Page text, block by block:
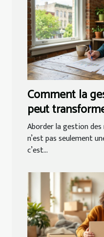
Comment la
peut
des PME ?
Aborder la gestion des
n’est pas seulement
c’est...